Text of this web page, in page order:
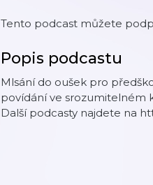
Tento podcast můžete
Popis podcastu
Mlsání do oušek pro
povídání ve srozumitelném
Další podcasty najdete na